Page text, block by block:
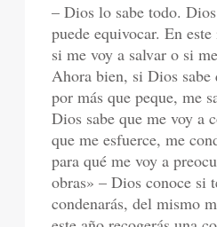
– Dios lo sabe todo.
puede equivocar. En
si me voy a salvar o si
Ahora bien, si Dios sabe
por más que peque, me
Dios sabe que me voy a
que me esfuerce, me
para qué me voy a
obras» – Dios conoce si
condenarás, del mismo